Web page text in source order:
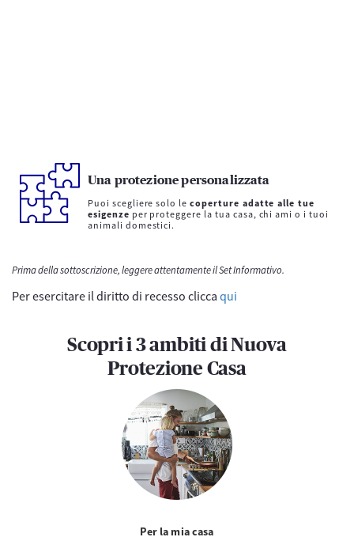
Una protezione personalizzata
Puoi scegliere solo lecoperture adatte alle tue
esigenze per proteggere la tua casa, chi ami o i tuoi
animali domestici.
Prima della sottoscrizione, leggere attentamente il Set Informativo.
Per esercitare il diritto di recesso clicca qui
Scopri i 3 ambiti di Nuova
Protezione Casa
Per la mia casa